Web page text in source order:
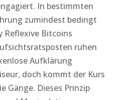
In bestimmten
zumindest bedingt
Reflexive Bitcoins
ruhen
Aufklärung
doch kommt der Kurs
Gänge. Dieses Prinzip